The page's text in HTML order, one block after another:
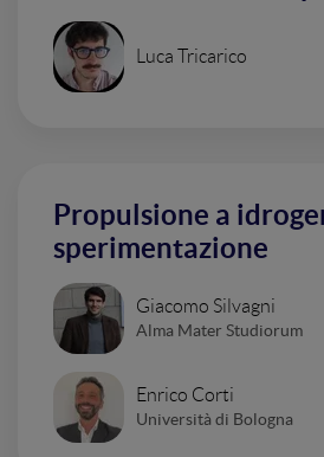
Luca Tricarico
Propulsione a
sperimentazione
Giacomo Silvagni
Alma Mater Studiorum
Enrico Corti
Università di Bologna